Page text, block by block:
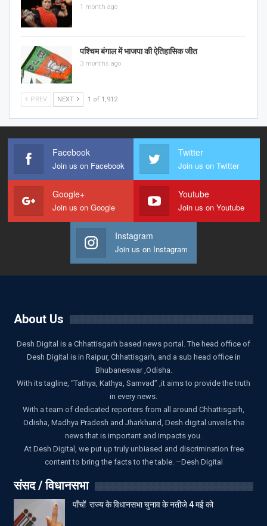
1 month ago
पश्चिम बंगाल में भाजपा की ऐतिहासिक जीत
3 months ago
PREV NEXT 1 of 1,912
Facebook
Join us on Facebook
Twitter
Join us on Twitter
Google+
Join us on Google
Youtube
Join us on Youtube
Instagram
Join us on Instagram
About Us
Desh Digital is a Chhattisgarh based news portal. The head office of
Desh Digital is in Raipur, Chhattisgarh, and a sub head office in
Bhubaneswar ,Odisha.
With its tagline, “Tathya, Kathya, Samvad” ,it aims to provide the truth
in every news.
With a team of dedicated reporters from all around Chhattisgarh,
Odisha, Madhya Pradesh and Jharkhand, Desh digital unveils the
news that is important and impacts you.
At Desh Digital, we put up truly unbiased and discrimination free
content to bring the facts to the table. –Desh Digital
संसद / विधानसभा
पाँचों राज्य के विधानसभा चुनाव के नतीजे 4 मई को